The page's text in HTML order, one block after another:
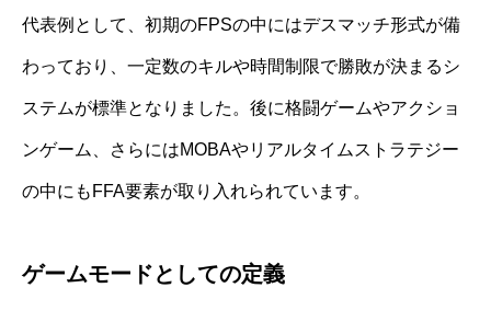
代表例として、初期のFPSの中にはデスマッチ形式が備
わっており、一定数のキルや時間制限で勝敗が決まるシ
ステムが標準となりました。後に格闘ゲームやアクショ
ンゲーム、さらにはMOBAやリアルタイムストラテジー
の中にもFFA要素が取り入れられています。
ゲームモードとしての定義